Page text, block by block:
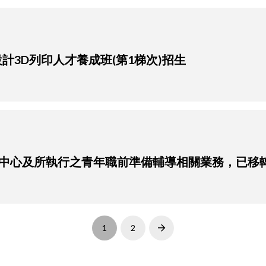
3D列印人才養成班(第1梯次)招生
心及所執行之青年職前準備輔導相關業務，已移
1 2 Next